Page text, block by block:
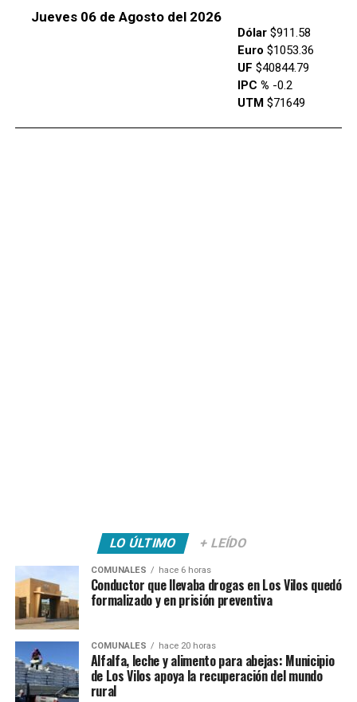
Jueves 06 de Agosto del 2026
Dólar$911.58
Euro $1053.36
UF $40844.79
IPC % -0.2
UTM $71649
LO ÚLTIMO + LEÍDO
COMUNALES hace 6 horas
Conductor que llevaba drogas en Los Vilos quedó
formalizado y en prisión preventiva
COMUNALES hace 20 horas
Alfalfa, leche y alimento para abejas: Municipio
de Los Vilos apoya la recuperación del mundo
rural